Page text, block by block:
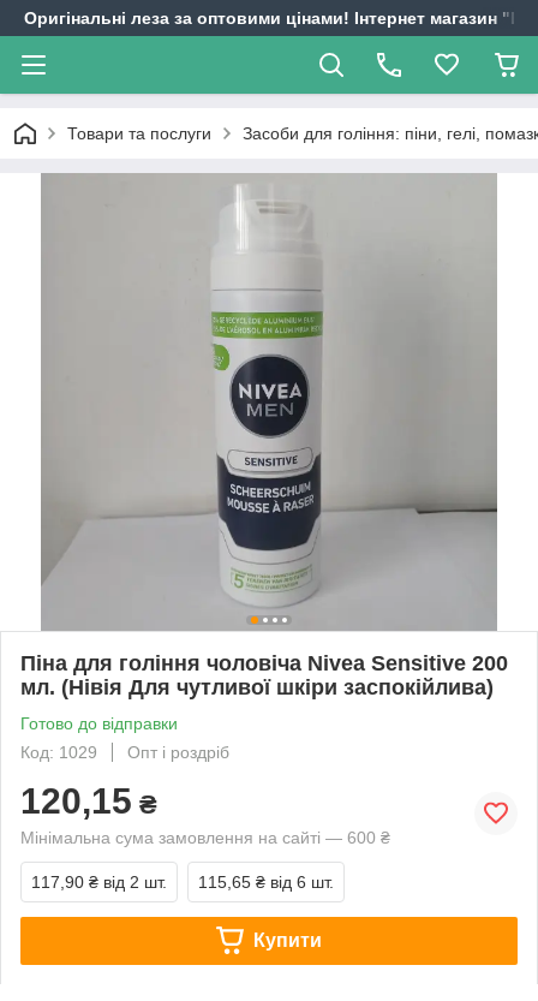
Оригінальні леза за оптовими цінами! Інтернет магазин
Товари та послуги Засоби для гоління: піни, гелі,
Піна для гоління чоловіча Nivea Sensitive 200
мл. (Нівія Для чутливої шкіри заспокійлива)
Готово до відправки
Код: 1029
Опт і роздріб
120,15 ₴
Мінімальна сума замовлення на сайті — 600 ₴
117,90 ₴ від 2 шт. 115,65 ₴ від 6 шт.
Купити